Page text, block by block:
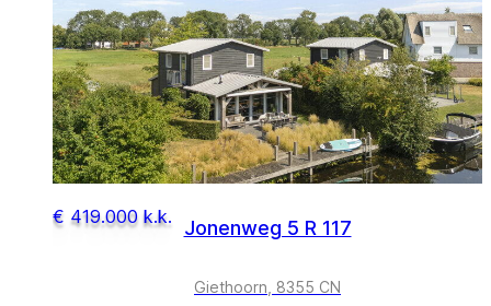
€ 419.000 k.k. Jonenweg 5 R 117
Giethoorn, 8355 CN